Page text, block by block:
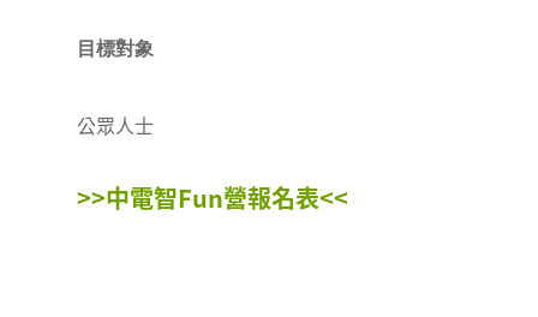
目標對象
公眾人士
>>中電智Fun營報名表<<